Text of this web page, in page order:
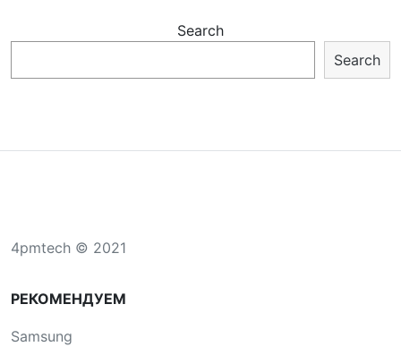
Search
Search
4pmtech © 2021
РЕКОМЕНДУЕМ
Samsung